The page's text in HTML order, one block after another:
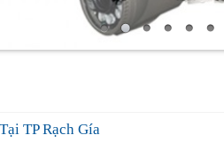
TP Rạch Gía